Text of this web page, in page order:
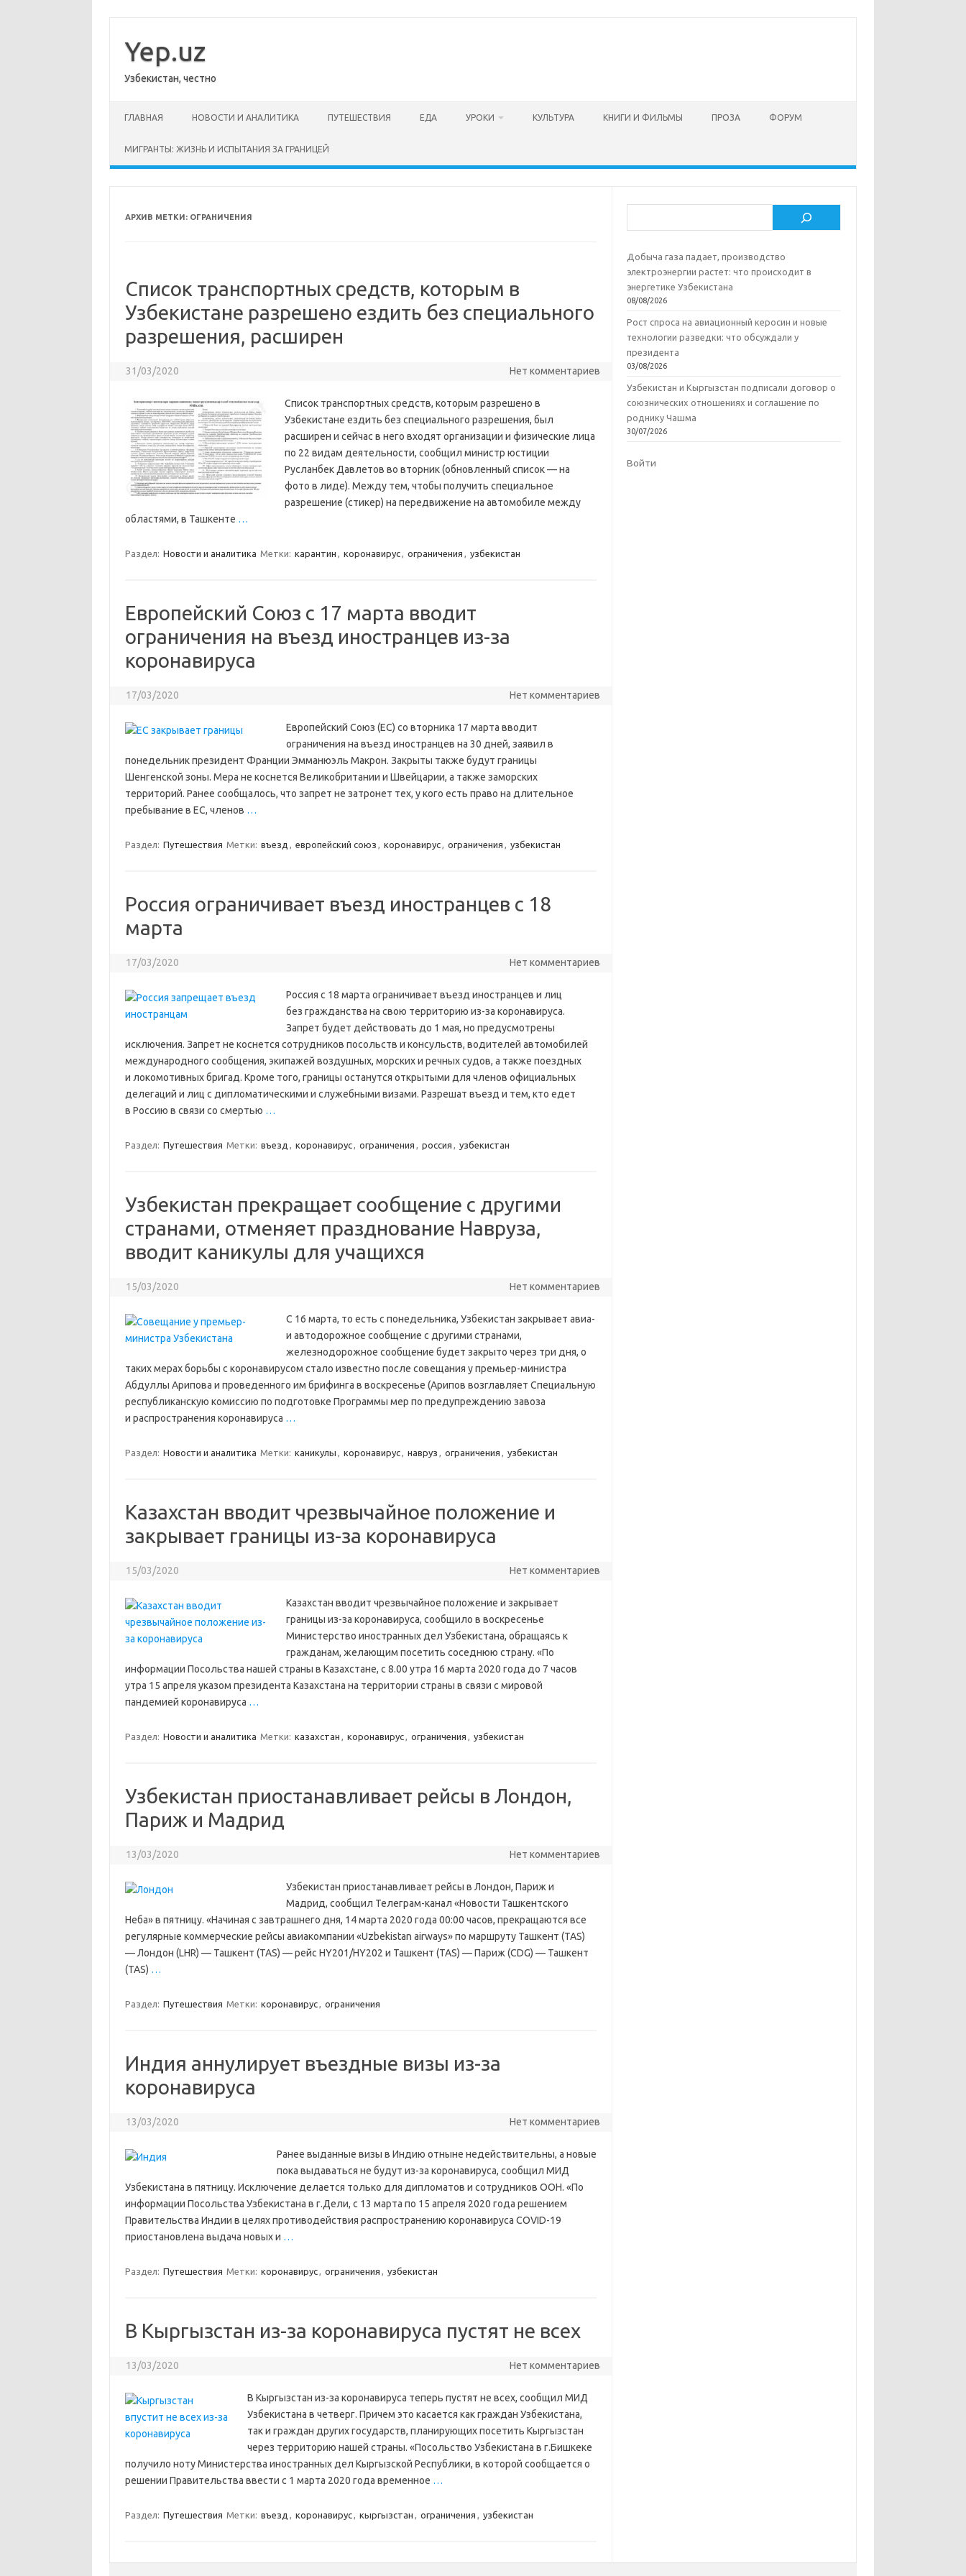
содержимому
Yep.uz
Узбекистан, честно
ГЛАВНАЯ НОВОСТИ И АНАЛИТИКА ПУТЕШЕСТВИЯ ЕДА УРОКИ КУЛЬТУРА КНИГИ И ФИЛЬМЫ ПРОЗА ФОРУМ
МИГРАНТЫ: ЖИЗНЬ И ИСПЫТАНИЯ ЗА ГРАНИЦЕЙ
АРХИВ МЕТКИ: ОГРАНИЧЕНИЯ
Список транспортных средств, которым в
Узбекистане разрешено ездить без специального
разрешения, расширен
31/03/2020 Нет комментариев
Список транспортных средств, которым разрешено в
Узбекистане ездить без специального разрешения, был
расширен и сейчас в него входят организации и физические лица
по 22 видам деятельности, сообщил министр юстиции
Русланбек Давлетов во вторник (обновленный список — на
фото в лиде). Между тем, чтобы получить специальное
разрешение (стикер) на передвижение на автомобиле между
областями, в Ташкенте …
Раздел: Новости и аналитика Метки: карантин , коронавирус, ограничения , узбекистан
Европейский Союз с 17 марта вводит
ограничения на въезд иностранцев из-за
коронавируса
17/03/2020 Нет комментариев
Европейский Союз (ЕС) со вторника 17 марта вводит
ограничения на въезд иностранцев на 30 дней, заявил в
понедельник президент Франции Эмманюэль Макрон. Закрыты также будут границы
Шенгенской зоны. Мера не коснется Великобритании и Швейцарии, а также заморских
территорий. Ранее сообщалось, что запрет не затронет тех, у кого есть право на длительное
пребывание в ЕС, членов …
Раздел: Путешествия Метки: въезд , европейский союз , коронавирус, ограничения , узбекистан
Россия ограничивает въезд иностранцев с 18
марта
17/03/2020 Нет комментариев
Россия с 18 марта ограничивает въезд иностранцев и лиц
без гражданства на свою территорию из-за коронавируса.
Запрет будет действовать до 1 мая, но предусмотрены
исключения. Запрет не коснется сотрудников посольств и консульств, водителей автомобилей
международного сообщения, экипажей воздушных, морских и речных судов, а также поездных
и локомотивных бригад. Кроме того, границы останутся открытыми для членов официальных
делегаций и лиц с дипломатическими и служебными визами. Разрешат въезд и тем, кто едет
в Россию в связи со смертью …
Раздел: Путешествия Метки: въезд , коронавирус, ограничения , россия , узбекистан
Узбекистан прекращает сообщение с другими
странами, отменяет празднование Навруза,
вводит каникулы для учащихся
15/03/2020 Нет комментариев
С 16 марта, то есть с понедельника, Узбекистан закрывает авиа-
и автодорожное сообщение с другими странами,
железнодорожное сообщение будет закрыто через три дня, о
таких мерах борьбы с коронавирусом стало известно после совещания у премьер-министра
Абдуллы Арипова и проведенного им брифинга в воскресенье (Арипов возглавляет Специальную
республиканскую комиссию по подготовке Программы мер по предупреждению завоза
и распространения коронавируса …
Раздел: Новости и аналитика Метки: каникулы , коронавирус, навруз , ограничения , узбекистан
Казахстан вводит чрезвычайное положение и
закрывает границы из-за коронавируса
15/03/2020 Нет комментариев
Казахстан вводит чрезвычайное положение и закрывает
границы из-за коронавируса, сообщило в воскресенье
Министерство иностранных дел Узбекистана, обращаясь к
гражданам, желающим посетить соседнюю страну. «По
информации Посольства нашей страны в Казахстане, с 8.00 утра 16 марта 2020 года до 7 часов
утра 15 апреля указом президента Казахстана на территории страны в связи с мировой
пандемией коронавируса …
Раздел: Новости и аналитика Метки: казахстан , коронавирус, ограничения , узбекистан
Узбекистан приостанавливает рейсы в Лондон,
Париж и Мадрид
13/03/2020 Нет комментариев
Узбекистан приостанавливает рейсы в Лондон, Париж и
Мадрид, сообщил Телеграм-канал «Новости Ташкентского
Неба» в пятницу. «Начиная с завтрашнего дня, 14 марта 2020 года 00:00 часов, прекращаются все
регулярные коммерческие рейсы авиакомпании «Uzbekistan airways» по маршруту Ташкент (TAS)
— Лондон (LHR) — Ташкент (TAS) — рейс HY201/HY202 и Ташкент (TAS) — Париж (CDG) — Ташкент
(TAS) …
Раздел: Путешествия Метки: коронавирус, ограничения
Индия аннулирует въездные визы из-за
коронавируса
13/03/2020 Нет комментариев
Ранее выданные визы в Индию отныне недействительны, а новые
пока выдаваться не будут из-за коронавируса, сообщил МИД
Узбекистана в пятницу. Исключение делается только для дипломатов и сотрудников ООН. «По
информации Посольства Узбекистана в г.Дели, с 13 марта по 15 апреля 2020 года решением
Правительства Индии в целях противодействия распространению коронавируса COVID-19
приостановлена выдача новых и …
Раздел: Путешествия Метки: коронавирус, ограничения , узбекистан
В Кыргызстан из-за коронавируса пустят не всех
13/03/2020 Нет комментариев
В Кыргызстан из-за коронавируса теперь пустят не всех, сообщил МИД
Узбекистана в четверг. Причем это касается как граждан Узбекистана,
так и граждан других государств, планирующих посетить Кыргызстан
через территорию нашей страны. «Посольство Узбекистана в г.Бишкеке
получило ноту Министерства иностранных дел Кыргызской Республики, в которой сообщается о
решении Правительства ввести с 1 марта 2020 года временное …
Раздел: Путешествия Метки: въезд , коронавирус, кыргызстан , ограничения , узбекистан
Добыча газа падает, производство
электроэнергии растет: что происходит в
энергетике Узбекистана
08/08/2026
Рост спроса на авиационный керосин и новые
технологии разведки: что обсуждали у
президента
03/08/2026
Узбекистан и Кыргызстан подписали договор о
союзнических отношениях и соглашение по
роднику Чашма
30/07/2026
Войти